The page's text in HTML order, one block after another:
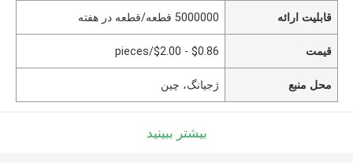
قابلیت ارائه 5000000 قطعه/قطعه در هفته
قیمت $0.86 - $2.00/pieces
محل منبع ژجیانگ، چین
بیشتر ببینید